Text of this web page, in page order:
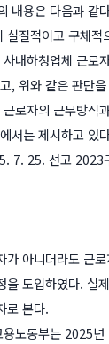
내용은 다음과
질적이고 구체
내하청업체 근
, 위와 같은 판단
로자의 근무방
서는 제시하고
7. 25. 선고 2023
아니더라도 근
도입하였다.
로 본다.
노동부는 2025